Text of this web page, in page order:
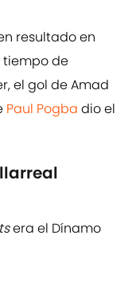
resultado en
tiempo de
el gol de Amad
Paul Pogba dio el
era el Dínamo